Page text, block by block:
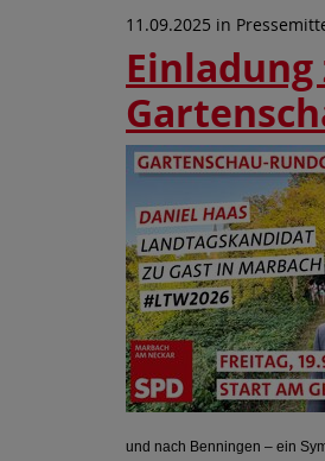
11.09.2025 in
und nach Benningen – ein